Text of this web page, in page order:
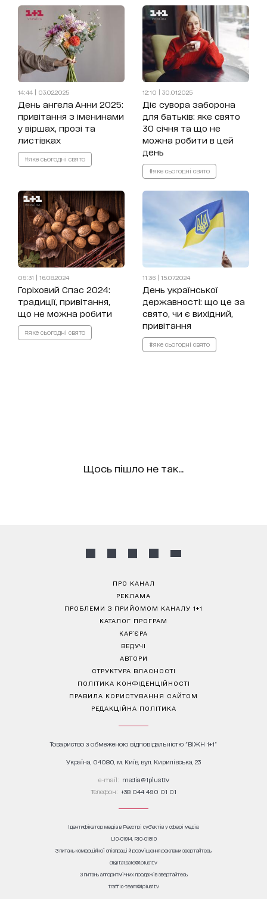
14:44 | 03.02.2025
День ангела Анни 2025:
привітання з іменинами
у віршах, прозі та
листівках
#яке сьогодні свято
12:10 | 30.01.2025
Діє сувора заборона
для батьків: яке свято
30 січня та що не
можна робити в цей
день
#яке сьогодні свято
09:31 | 16.08.2024
Горіховий Спас 2024:
традиції, привітання,
що не можна робити
#яке сьогодні свято
11:36 | 15.07.2024
День української
державності: що це за
свято, чи є вихідний,
привітання
#яке сьогодні свято
Щось пішло не так...
ПРО КАНАЛ
РЕКЛАМА
ПРОБЛЕМИ З ПРИЙОМОМ КАНАЛУ 1+1
КАТАЛОГ ПРОГРАМ
КАР’ЄРА
ВЕДУЧІ
АВТОРИ
СТРУКТУРА ВЛАСНОСТІ
ПОЛІТИКА КОНФІДЕНЦІЙНОСТІ
ПРАВИЛА КОРИСТУВАННЯ САЙТОМ
РЕДАКЦІЙНА ПОЛІТИКА
Товариство з обмеженою відповідальністю "ВІЖН 1+1"
Україна, 04080, м. Київ, вул. Кирилівська, 23
е-mail: media@1plus1.tv
Телефон: +38 044 490 01 01
Ідентифікатор медіа в Реєстрі суб’єктів у сфері медіа:
L10-01914, R10-01810
З питань комерційної співпраці й розміщення реклами звертайтесь
digital.sale@1plus1.tv
З питань алгоритмічних продажів звертайтесь
traffic-team@1plus1.tv